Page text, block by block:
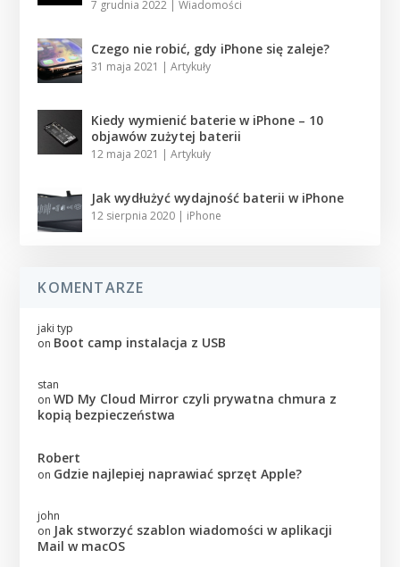
7 grudnia 2022 |Wiadomości
Czego nie robić, gdy iPhone się zaleje?
31 maja 2021 |Artykuły
Kiedy wymienić baterie w iPhone – 10
objawów zużytej baterii
12 maja 2021 |Artykuły
Jak wydłużyć wydajność baterii w iPhone
12 sierpnia 2020 | iPhone
KOMENTARZE
jaki typ
on Boot camp instalacja z USB
stan
onWD My Cloud Mirror czyli prywatna chmura z
kopią bezpieczeństwa
Robert
on Gdzie najlepiej naprawiać sprzęt Apple?
john
on Jak stworzyć szablon wiadomości w aplikacji
Mail w macOS